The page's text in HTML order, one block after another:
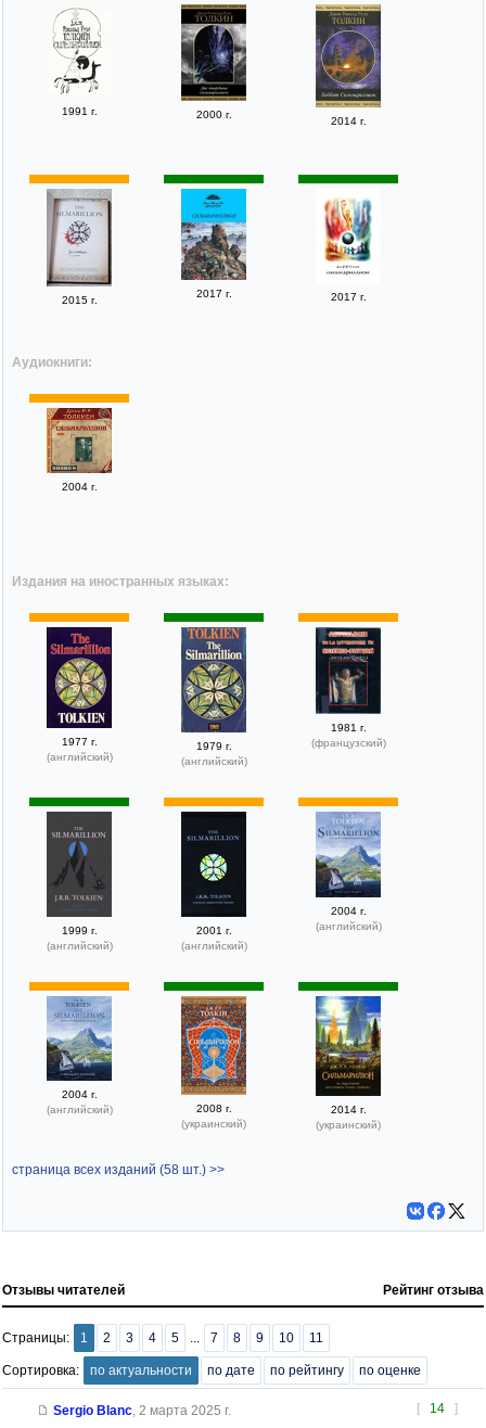
1991 г. 2000 г.
2014 г.
2015 г.
2017 г. 2017 г.
Аудиокниги:
2004 г.
Издания на иностранных языках:
1977 г.
(английский)
1979 г.
(английский)
1981 г.
(французский)
1999 г.
(английский)
2001 г.
(английский)
2004 г.
(английский)
2004 г.
(английский)
2008 г.
(украинский)
2014 г.
(украинский)
страница всех изданий (58 шт.) >>
Отзывы читателей Рейтинг отзыва
Страницы: 1 2 3 4 5 ... 7 8 9 10 11
Сортировка: по актуальности по дате по рейтингу по оценке
[ 14 ]
Sergio Blanc, 2 марта 2025 г.